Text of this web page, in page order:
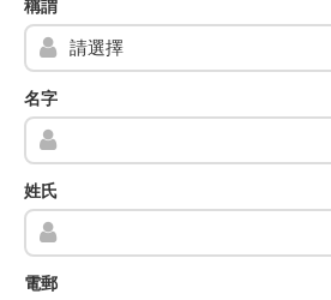
稱謂
名字
姓氏
電郵